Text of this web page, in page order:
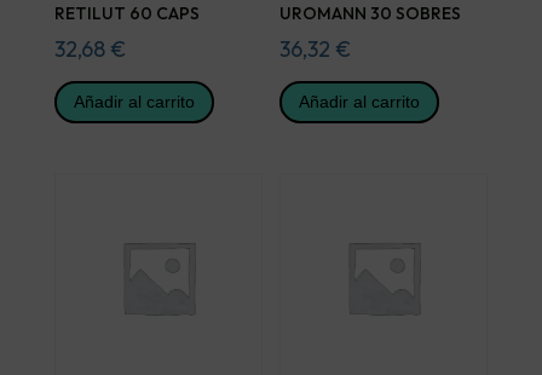
RETILUT 60 CAPS
32,68 €
Añadir al carrito
UROMANN 30 SOBRES
36,32 €
Añadir al carrito